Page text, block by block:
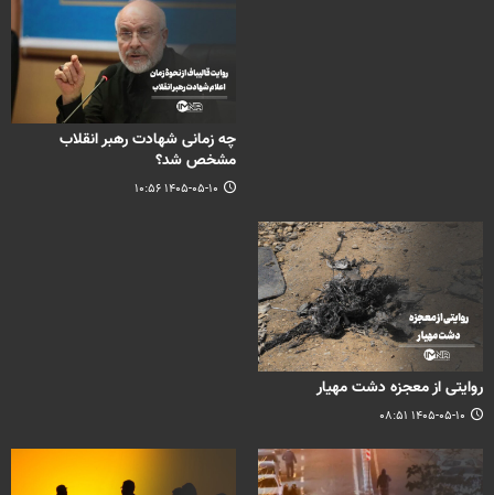
چه زمانی شهادت رهبر انقلاب
مشخص شد؟
۱۴۰۵-۰۵-۱۰ ۱۰:۵۶
روایتی از معجزه دشت مهیار
۱۴۰۵-۰۵-۱۰ ۰۸:۵۱